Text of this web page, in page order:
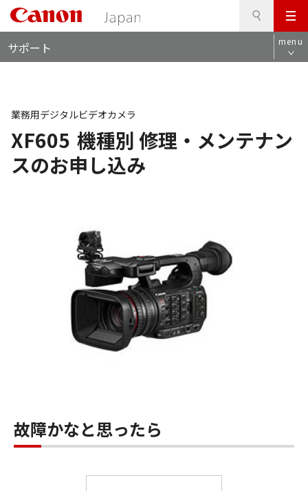
メ
ニ
ュ
サポート menu
XF605 機種別 修理・メンテナン
スのお申し込み
業務用デジタルビデオカメラ
故障かなと思ったら